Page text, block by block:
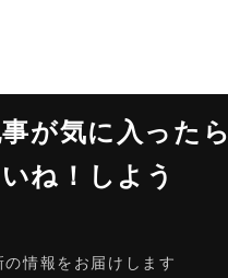
が気に入ったら
ね！しよう
の情報をお届けします